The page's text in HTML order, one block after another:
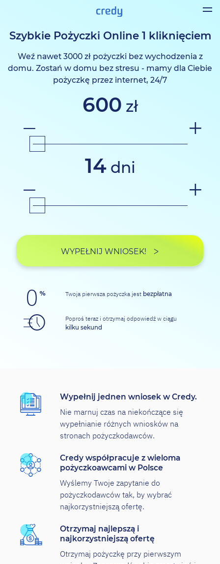
Szybkie Pożyczki Online 1 kliknięciem
Weź nawet 3000 zł pożyczki bez wychodzenia z
domu. Zostań w domu bez stresu - mamy dla Ciebie
pożyczkę przez internet, 24/7
600 zł
14dni
WYPEŁNIJ WNIOSEK!
Twoja pierwsza pożyczka jest bezpłatna
Poproś teraz i otrzymaj odpowiedź w ciągu
kilku sekund
Wypełnij jednen wniosek w Credy.
Nie marnuj czas na niekończące się
wypełnianie różnych wniosków na
stronach pożyczkodawców.
Credy współpracuje z wieloma
pożyczkoawcami w Polsce
Wyślemy Twoje zapytanie do
pożyczkodawców tak, by wybrać
najkorzystniejszą ofertę.
Otrzymaj najlepszą i
najkorzystniejszą ofertę
Otrzymaj pożyczkę przy pierwszym